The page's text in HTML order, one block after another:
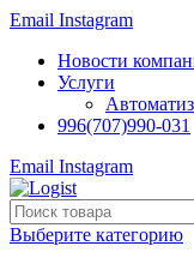
Email Instagram
Новости
Услуги
996(707)990-031
Email Instagram
Выберите категорию